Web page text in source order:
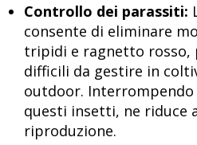
Controllo dei parassiti:
consente di eliminare
tripidi e ragnetto rosso,
difficili da gestire in
outdoor.
questi insetti, ne riduce
riproduzione.